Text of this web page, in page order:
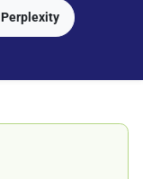
Perplexity